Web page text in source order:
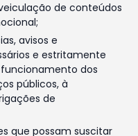
de conteúdos
avisos e
e estritamente
dos
públicos, à
de
que possam suscitar